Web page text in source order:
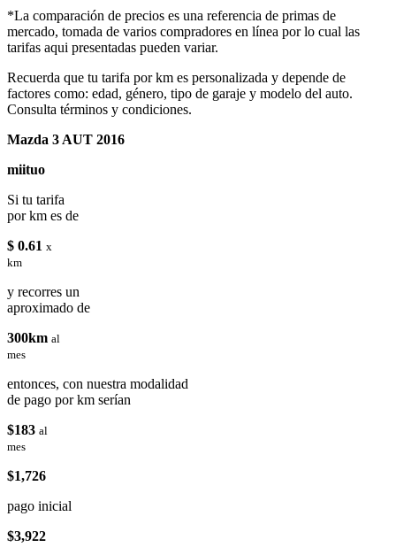
*La comparación de precios es una referencia de primas de
mercado, tomada de varios compradores en línea por lo cual las
tarifas aqui presentadas pueden variar.
Recuerda que tu tarifa por km es personalizada y depende de
factores como: edad, género, tipo de garaje y modelo del auto.
Consulta términos y condiciones.
Mazda 3 AUT 2016
miituo
Si tu tarifa
por km es de
$ 0.61 x
km
y recorres un
aproximado de
300km al
mes
entonces, con nuestra modalidad
de pago por km serían
$183 al
mes
$1,726
pago inicial
$3,922